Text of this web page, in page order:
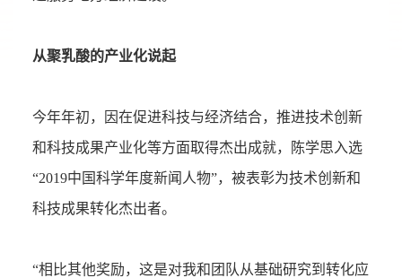
从聚乳酸的产业化说起
今年年初，因在促进科技与经济结合，推进技术创新
和科技成果产业化等方面取得杰出成就，陈学思入选
“2019中国科学年度新闻人物”，被表彰为技术创新和
科技成果转化杰出者。
“相比其他奖励，这是对我和团队从基础研究到转化应